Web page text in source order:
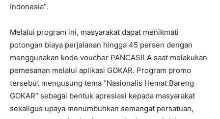
Indonesia”.
Melalui program ini, masyarakat dapat menikmati
potongan biaya perjalanan hingga 45 persen dengan
menggunakan kode voucher PANCASILA saat melakukan
pemesanan melalui aplikasi GOKAR. Program promo
tersebut mengusung tema “Nasionalis Hemat Bareng
GOKAR” sebagai bentuk apresiasi kepada masyarakat
sekaligus upaya menumbuhkan semangat persatuan,